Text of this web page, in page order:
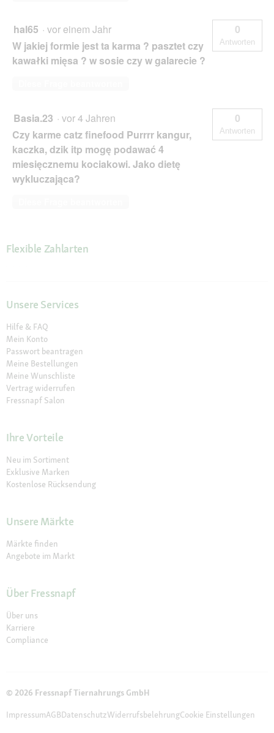
hal65 · vor einem Jahr
W jakiej formie jest ta karma ? pasztet czy
kawałki mięsa ? w sosie czy w galarecie ?
0
Antworten
Basia.23 · vor 4 Jahren
Czy karme catz finefood Purrrr kangur,
kaczka, dzik itp mogę podawać 4
miesięcznemu kociakowi. Jako dietę
wykluczająca?
0
Antworten
Flexible Zahlarten
Unsere Services
Hilfe & FAQ
Mein Konto
Passwort beantragen
Meine Bestellungen
Meine Wunschliste
Vertrag widerrufen
Fressnapf Salon
Ihre Vorteile
Neu im Sortiment
Exklusive Marken
Kostenlose Rücksendung
Unsere Märkte
Märkte finden
Angebote im Markt
Über Fressnapf
Über uns
Karriere
Compliance
© 2026 Fressnapf Tiernahrungs GmbH
ImpressumAGBDatenschutzWiderrufsbelehrungCookie Einstellungen